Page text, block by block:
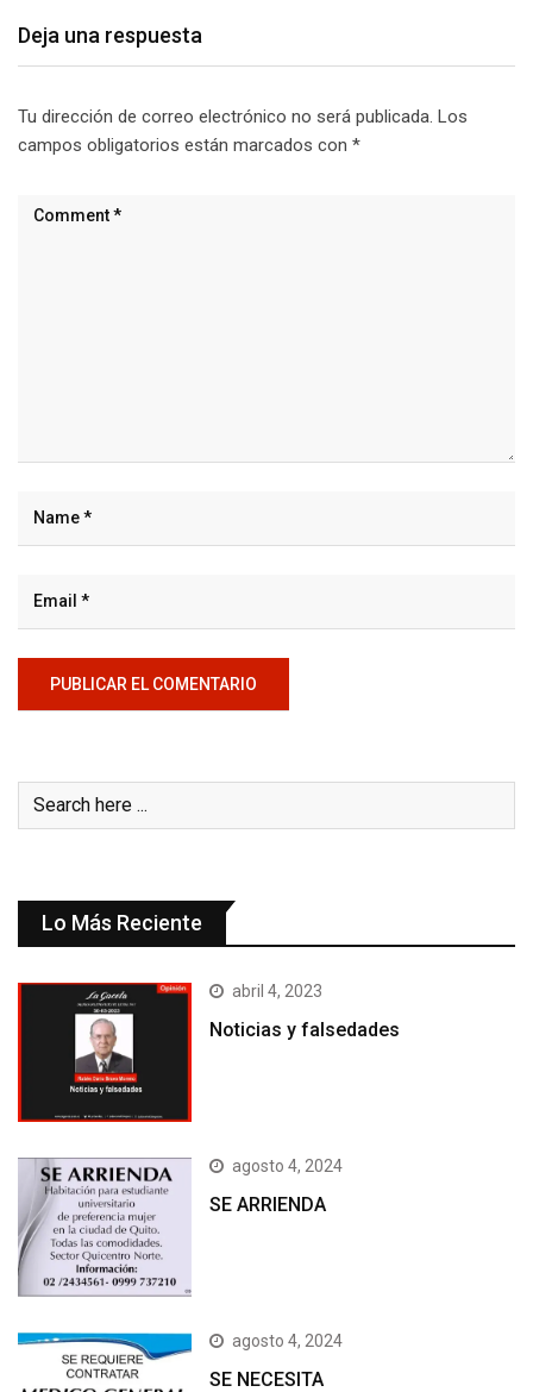
Deja una respuesta
Tu dirección de correo electrónico no será publicada. Los
campos obligatorios están marcados con *
Lo Más Reciente
abril 4, 2023
Noticias y falsedades
agosto 4, 2024
SE ARRIENDA
agosto 4, 2024
SE NECESITA